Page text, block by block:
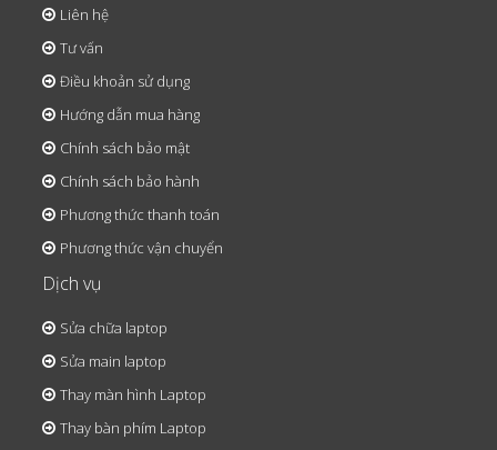
Liên hệ
Tư vấn
Điều khoản sử dụng
Hướng dẫn mua hàng
Chính sách bảo mật
Chính sách bảo hành
Phương thức thanh toán
Phương thức vận chuyển
Dịch vụ
Sửa chữa laptop
Sửa main laptop
Thay màn hình Laptop
Thay bàn phím Laptop